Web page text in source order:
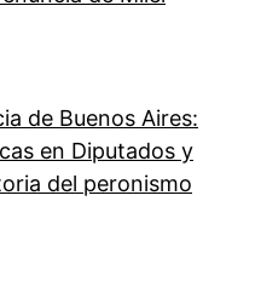
de Buenos Aires:
en Diputados y
del peronismo